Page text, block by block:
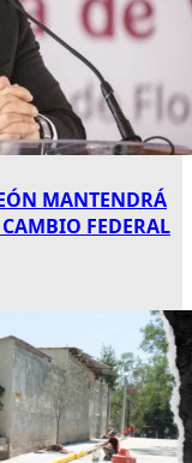
MANTENDRÁ
FEDERAL